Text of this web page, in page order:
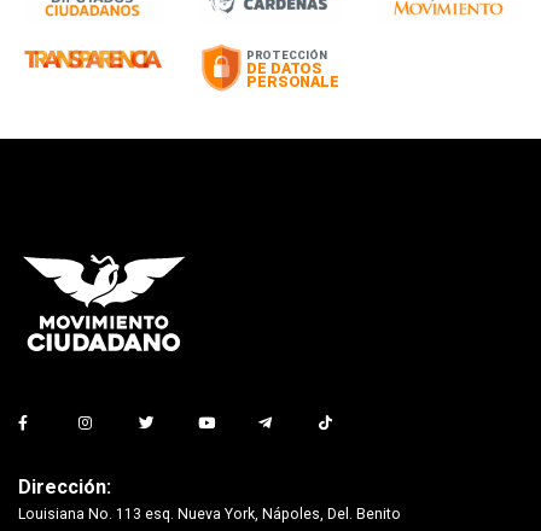
Dirección:
Louisiana No. 113 esq. Nueva York, Nápoles, Del. Benito